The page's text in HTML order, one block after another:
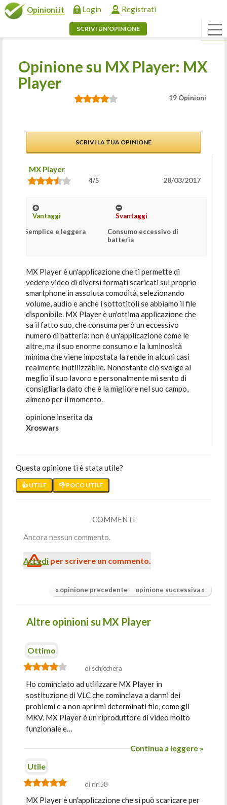
Opinioni.it Login Registrati
SCRIVI UN'OPINIONE
Opinione su MX Player: MX
Player
19 Opinioni
SCRIVI LA TUA OPINIONE
MX Player
4/5 28/03/2017
Vantaggi
Semplice e leggera
Svantaggi
Consumo eccessivo di
batteria
MX Player è un'applicazione che ti permette di
vedere video di diversi formati scaricati sul proprio
smartphone in assoluta comodità, selezionando
volume, audio e anche i sottotitoli se abbiamo il file
disponibile. MX Player è un'ottima applicazione che
sa il fatto suo, che consuma però un eccessivo
numero di batteria: non è un'applicazione come le
altre, ma il suo enorme consumo e la luminosità
minima che viene impostata la rende in alcuni casi
realmente inutilizzabile. Nonostante ciò svolge al
meglio il suo lavoro e personalmente mi sento di
consigliarla dato che è la migliore nel suo campo,
almeno per il momento.
opinione inserita da
Xroswars
Questa opinione ti è stata utile?
👍 UTILE 👎 POCO UTILE
COMMENTI
Ancora nessun commento.
Accedi per scrivere un commento.
« opinione precedente opinione successiva »
Altre opinioni su MX Player
Ottimo
di schicchera
Ho cominciato ad utilizzare MX Player in
sostituzione di VLC che cominciava a darmi dei
problemi e a non aprirmi determinati file, come gli
MKV. MX Player è un riproduttore di video molto
funzionale e…
Continua a leggere »
Utile
di riri58
MX Player è un'applicazione che si può scaricare per